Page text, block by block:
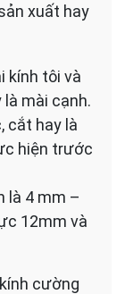
xuất hay
kính tôi và
mài cạnh.
cắt hay là
hiện trước
là 4 mm –
12mm và